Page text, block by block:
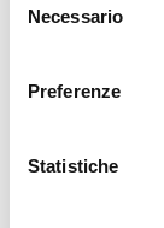
delNecessario
Preferenze
Statistiche